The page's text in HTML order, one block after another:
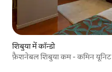
शिबुया में कॉन्डो
फ़ैशनेबल शिबुया कम - कमिन यूनिट